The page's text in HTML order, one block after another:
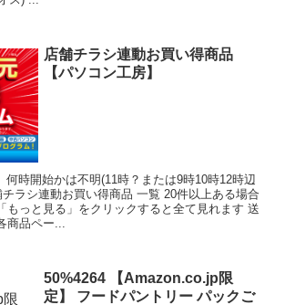
店舗チラシ連動お買い得商品
【パソコン工房】
何時開始かは不明(11時？または9時10時12時辺
ラシ連動お買い得商品 一覧 20件以上ある場合
もっと見る」をクリックすると全て見れます 送
商品ペー...
50%4264 【Amazon.co.jp限
定】 フードパントリー パックご